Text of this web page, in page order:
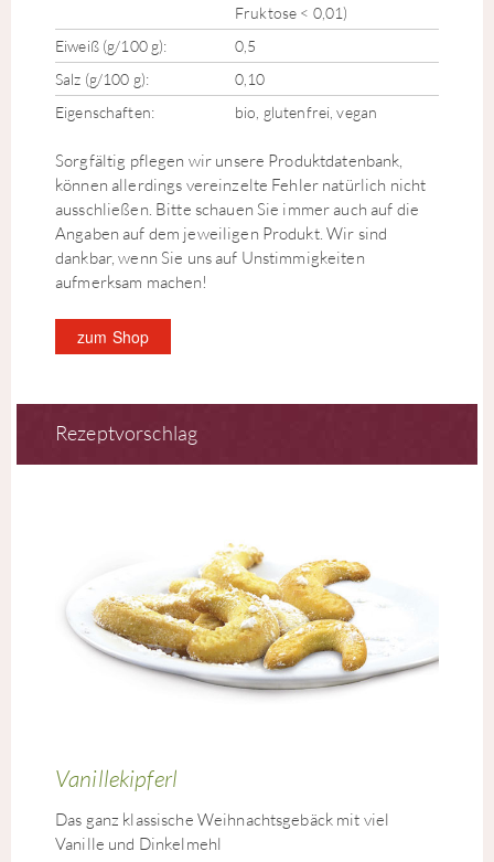
Fruktose < 0,01)
Eiweiß (g/100 g):
0,5
Salz (g/100 g):
0,10
Eigenschaften:
bio, glutenfrei, vegan
Sorgfältig pflegen wir unsere Produktdatenbank,
können allerdings vereinzelte Fehler natürlich nicht
ausschließen. Bitte schauen Sie immer auch auf die
Angaben auf dem jeweiligen Produkt. Wir sind
dankbar, wenn Sie uns auf Unstimmigkeiten
aufmerksam machen!
zum Shop
Rezeptvorschlag
Vanillekipferl
Das ganz klassische Weihnachtsgebäck mit viel
Vanille und Dinkelmehl